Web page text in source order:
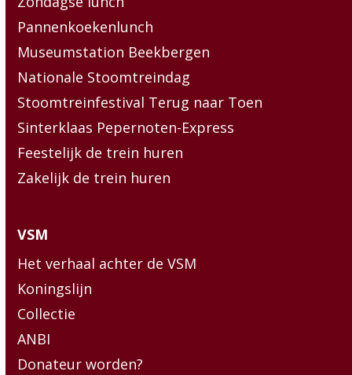
Pannenkoekenlunch
Museumstation Beekbergen
Nationale Stoomtreindag
Stoomtreinfestival Terug naar Toen
Sinterklaas Pepernoten-Express
Feestelijk de trein huren
Zakelijk de trein huren
VSM
Het verhaal achter de VSM
Koningslijn
Collectie
ANBI
Donateur worden?